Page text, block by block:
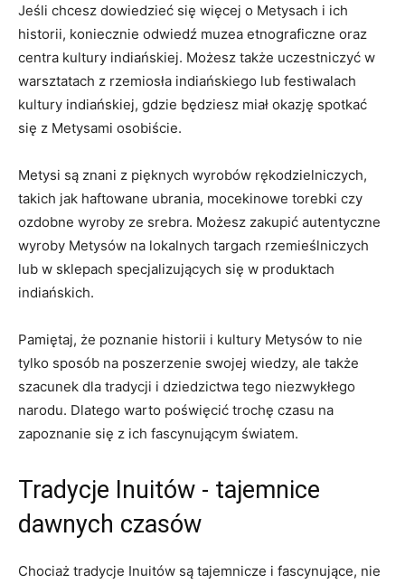
Jeśli chcesz dowiedzieć ​się więcej o Metysach i ​ich
historii, koniecznie​ odwiedź muzea etnograficzne oraz
centra kultury ‍indiańskiej.​ Możesz także uczestniczyć ⁣w
warsztatach z rzemiosła indiańskiego lub festiwalach
kultury indiańskiej, gdzie będziesz miał ​okazję spotkać
się z Metysami osobiście.
Metysi są znani z pięknych wyrobów rękodzielniczych,
‍takich jak haftowane‌ ubrania, mocekinowe torebki czy
⁢ozdobne ‌wyroby ze srebra. Możesz⁣ zakupić ⁤autentyczne⁤
wyroby Metysów na lokalnych targach rzemieślniczych​
lub w ⁣sklepach specjalizujących się w‌ produktach​
indiańskich.
Pamiętaj, ‌że poznanie⁤ historii i kultury​ Metysów to nie
tylko sposób na poszerzenie swojej​ wiedzy, ale także⁤
szacunek dla tradycji i dziedzictwa tego niezwykłego
narodu.‌ Dlatego ​warto poświęcić trochę czasu na
⁢zapoznanie się z ‌ich fascynującym ​światem.
Tradycje Inuitów ‌- tajemnice
dawnych czasów
Chociaż tradycje‌ Inuitów są tajemnicze i fascynujące, nie